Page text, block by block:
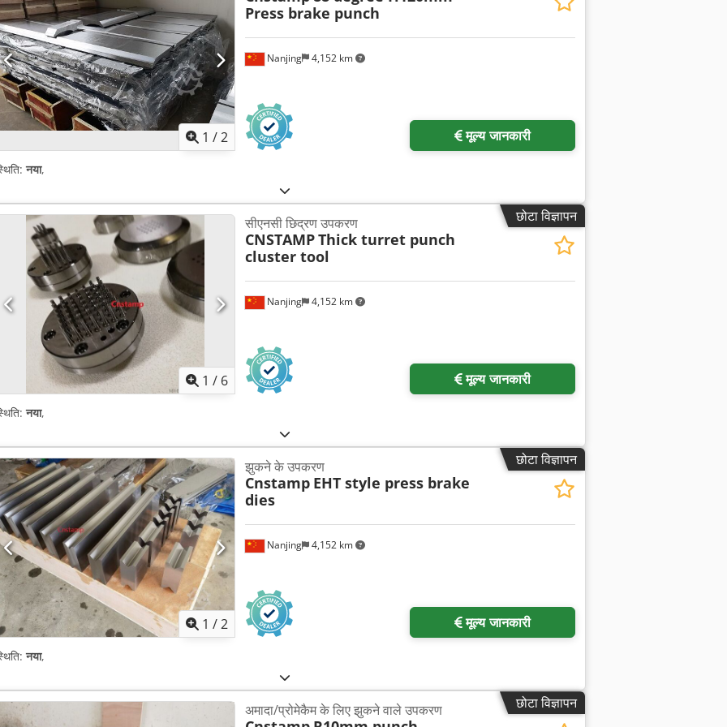
1 /2
Nanjing 4,152 km
Press brake punch
मूल्य जानकारी
नया,
छोटा विज्ञापन
1 / 6
Nanjing 4,152 km
सीएनसी छिद्रण उपकरण
CNSTAMPThick turret punch
cluster tool
मूल्य जानकारी
नया,
छोटा विज्ञापन
1 /2
Nanjing 4,152 km
झुकने के उपकरण
Cnstamp EHT style press brake
dies
मूल्य जानकारी
नया,
छोटा विज्ञापन
अमादा/प्रोमेकैम के लिए झुकने वाले उपकरण